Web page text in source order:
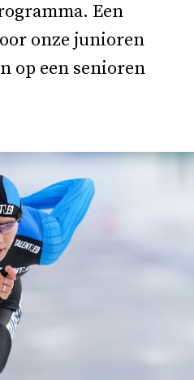
Een
onze junioren
op een senioren